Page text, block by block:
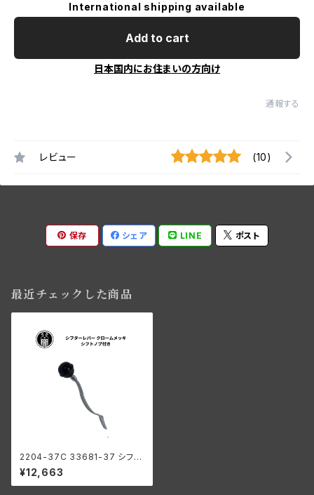
International shipping available
Add to cart
日本国内にお住まいの方向け
通報する
レビュー (10)
保存 シェア LINE ポスト
最近チェックした商品
2204-37C 33681-37 シフタ
ーレバー クロームメッキ シフト
ノブ付き
¥12,663